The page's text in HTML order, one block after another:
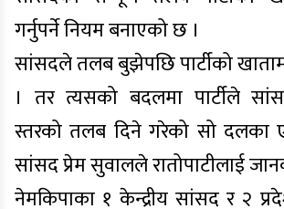
गर्नुपर्ने नियम बनाएको छ ।
सांसदले तलब बुझेपछि पार्टीको
। तर त्यसको बदलमा पार्टीले
स्तरको तलब दिने गरेको सो दलका
सांसद प्रेम सुवालले रातोपाटीलाई
नेमकिपाका १ केन्द्रीय सांसद र २